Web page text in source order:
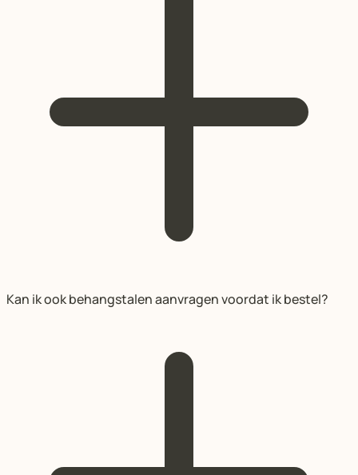
Kan ik ook behangstalen aanvragen voordat ik bestel?